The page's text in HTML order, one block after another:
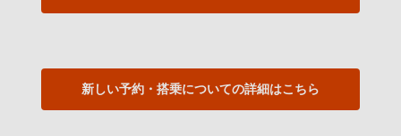
新しい予約・搭乗についての詳細はこちら